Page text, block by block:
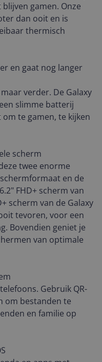
gamen. Onze
dan ooit en is
thermisch
en gaat nog langer
verder. De Galaxy
slimme batterij
te gamen, te kijken
scherm
twee enorme
en de
FHD+ scherm van
scherm van de Galaxy
tevoren, voor een
Bovendien geniet je
van optimale
Gebruik QR-
om bestanden te
en familie op